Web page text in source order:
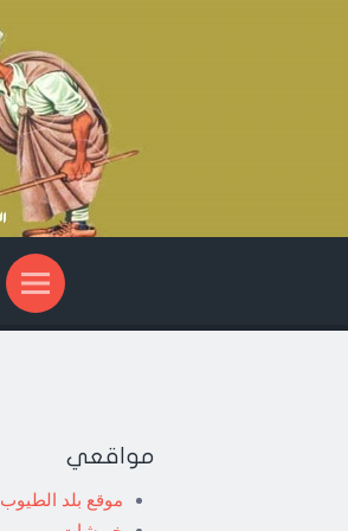
مواقعي
موقع بلد الطيوب